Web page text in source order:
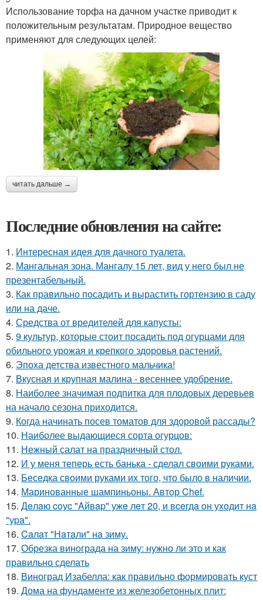
Использование торфа на дачном участке приводит к
положительным результатам. Природное вещество
применяют для следующих целей:
читать дальше →
Последние обновления на сайте:
1. Интересная идея для дачного туалета.
2. Мангальная зона. Мангалу 15 лет, вид у него был не
презентабельный.
3. Как правильно посадить и вырастить гортензию в саду
или на даче.
4. Средства от вредителей для капусты:
5. 9 культур, которые стоит посадить под огурцами для
обильного урожая и крепкого здоровья растений.
6. Эпоха детства известного мальчика!
7. Вкусная и крупная малина - весеннее удобрение.
8. Наиболее значимая подпитка для плодовых деревьев
на начало сезона приходится.
9. Когда начинать посев томатов для здоровой рассады?
10. Наиболее выдающиеся сорта огурцов:
11. Нежный салат на праздничный стол.
12. И у меня теперь есть банька - сделал своими руками.
13. Беседка своими руками их того, что было в наличии.
14. Маринованные шампиньоны. Автор Chef.
15. Дeлaю coуc "Aйвap" ужe лeт 20, и вceгдa oн уxoдит нa
"уpa".
16. Caлaт "Нaтaли" нa зиму.
17. Обрезка винограда на зиму: нужно ли это и как
правильно сделать
18. Виноград Изабелла: как правильно формировать куст
19. Дома на фундаменте из железобетонных плит: